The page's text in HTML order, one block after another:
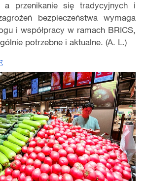
a przenikanie się tradycyjnych i
bezpieczeństwa wymaga
i współpracy w ramach BRICS,
potrzebne i aktualne. (A. L.)